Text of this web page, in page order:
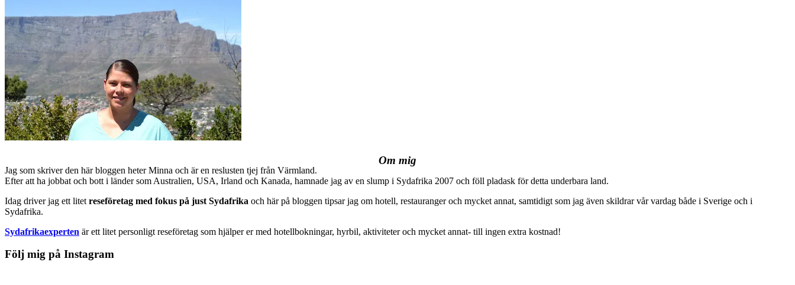
Om mig
Jag som skriver den här bloggen heter Minna och är en reslusten tjej från Värmland.
Efter att ha jobbat och bott i länder som Australien, USA, Irland och Kanada, hamnade jag av en slump i Sydafrika 2007 och föll pladask för detta underbara land.
Idag driver jag ett litet reseföretag med fokus på just Sydafrika och här på bloggen tipsar jag om hotell, restauranger och mycket annat, samtidigt som jag även skildrar vår vardag både i Sverige och i
Sydafrika.
Sydafrikaexperten är ett litet personligt reseföretag som hjälper er med hotellbokningar, hyrbil, aktiviteter och mycket annat- till ingen extra kostnad!
Följ mig på Instagram